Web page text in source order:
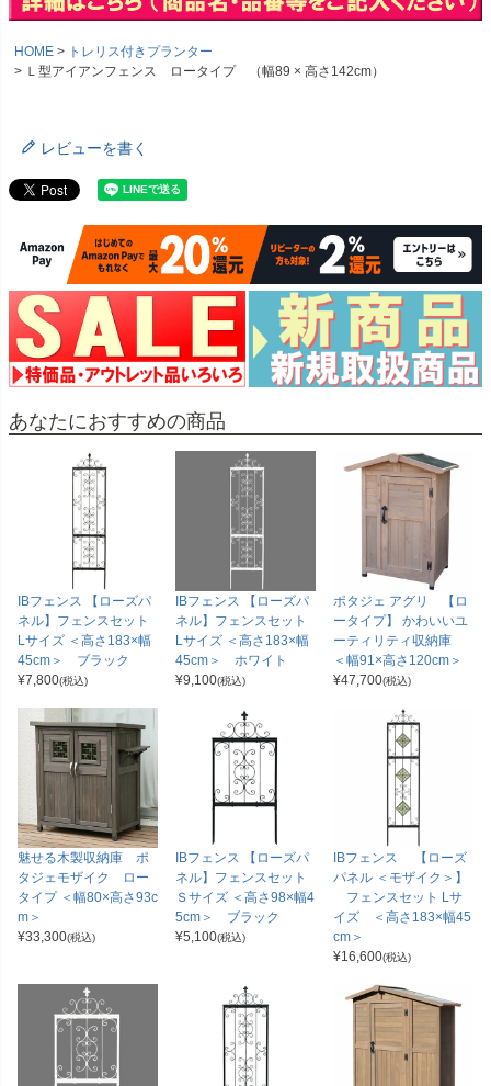
HOME
トレリス付きプランター
Ｌ型アイアンフェンス ロータイプ （幅89 × 高さ142cm）
レビューを書く
あなたにおすすめの商品
IBフェンス 【ローズパ
ネル】フェンスセット
Lサイズ ＜高さ183×幅
45cm＞ ブラック
¥7,800(税込)
IBフェンス 【ローズパ
ネル】フェンスセット
Lサイズ ＜高さ183×幅
45cm＞ ホワイト
¥9,100(税込)
ポタジェ アグリ 【ロ
ータイプ】 かわいいユ
ーティリティ収納庫
＜幅91×高さ120cm＞
¥47,700(税込)
魅せる木製収納庫 ポ
タジェモザイク ロー
タイプ ＜幅80×高さ93c
m＞
¥33,300(税込)
IBフェンス 【ローズパ
ネル】フェンスセット
Ｓサイズ ＜高さ98×幅4
5cm＞ ブラック
¥5,100(税込)
IBフェンス 【ローズ
パネル ＜モザイク＞】
フェンスセット Lサ
イズ ＜高さ183×幅45
cm＞
¥16,600(税込)